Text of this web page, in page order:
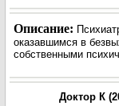
Описание:
оказавшимся в
собственными
Доктор К